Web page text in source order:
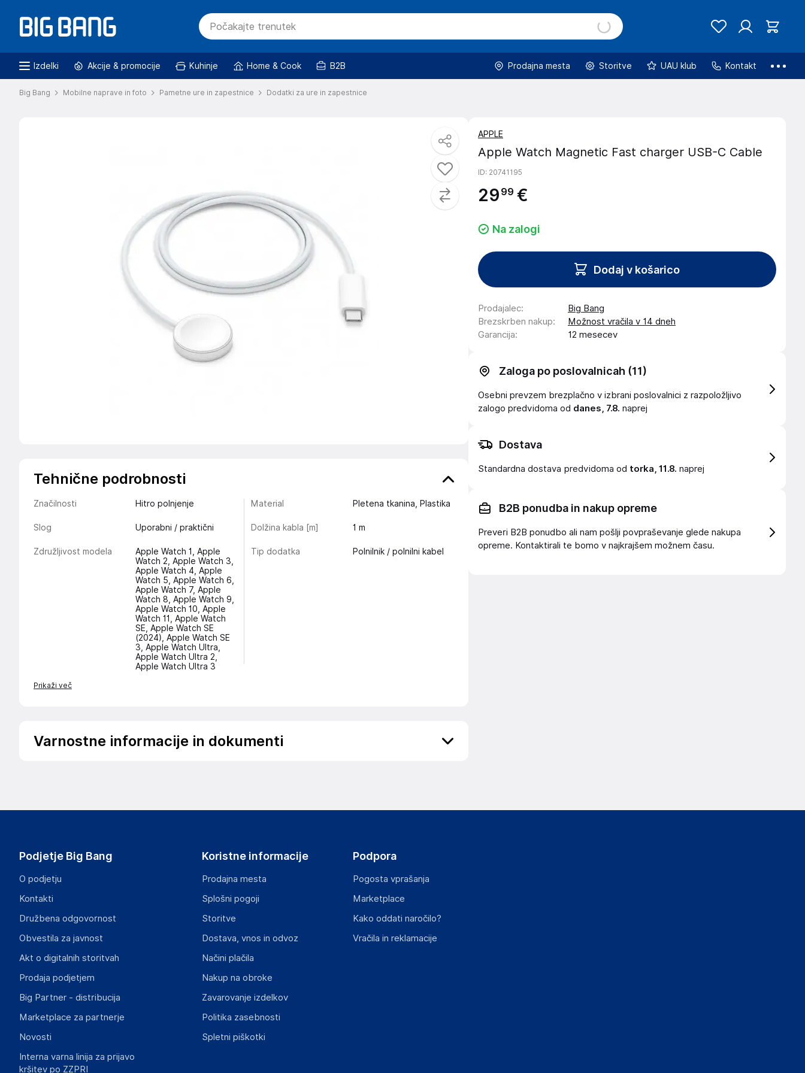
Izdelki Akcije & promocije Kuhinje Home & Cook B2B Prodajna mesta Storitve UAU klub Kontakt
Big Bang Mobilne naprave in foto Pametne ure in zapestnice Dodatki za ure in zapestnice
Tehnične podrobnosti
Značilnosti Hitro polnjenje Material Pletena tkanina, Plastika
Slog Uporabni / praktični Dolžina kabla [m] 1 m
Združljivost modela
Apple Watch 1, Apple
Watch 2, Apple Watch 3,
Apple Watch 4, Apple
Watch 5, Apple Watch 6,
Apple Watch 7, Apple
Watch 8, Apple Watch 9,
Apple Watch 10, Apple
Watch 11, Apple Watch
SE, Apple Watch SE
(2024), Apple Watch SE
3, Apple Watch Ultra,
Apple Watch Ultra 2,
Apple Watch Ultra 3
Tip dodatka Polnilnik / polnilni kabel
Prikaži več
Varnostne informacije in dokumenti
www.apple.com
Gospodarski subjekt s sedežem v EU, ki zagotavlja skladnost izdelka z zahtevanimi predpisi.
Hollyhill Industrial Estate, Hollyhill, Cork, Ireland
Ireland
APPLE
Apple Watch Magnetic Fast charger USB-C Cable
ID: 20741195
29 99 €
Na zalogi
Dodaj v košarico
Prodajalec:
Big Bang
Brezskrben nakup:
Možnost vračila v 14 dneh
Garancija: 12 mesecev
Zaloga po poslovalnicah (11)
Osebni prevzem brezplačno v izbrani poslovalnici z razpoložljivo
zalogo predvidoma od danes, 7.8. naprej
Dostava
Standardna dostava predvidoma od torka, 11.8. naprej
B2B ponudba in nakup opreme
Preveri B2B ponudbo ali nam pošlji povpraševanje glede nakupa
opreme. Kontaktirali te bomo v najkrajšem možnem času.
Podjetje Big Bang
O podjetju
Kontakti
Družbena odgovornost
Obvestila za javnost
Akt o digitalnih storitvah
Prodaja podjetjem
Big Partner - distribucija
Marketplace za partnerje
Novosti
Interna varna linija za prijavo
kršitev po ZZPRI
Koristne informacije
Prodajna mesta
Splošni pogoji
Storitve
Dostava, vnos in odvoz
Načini plačila
Nakup na obroke
Zavarovanje izdelkov
Politika zasebnosti
Spletni piškotki
Podpora
Pogosta vprašanja
Marketplace
Kako oddati naročilo?
Vračila in reklamacije